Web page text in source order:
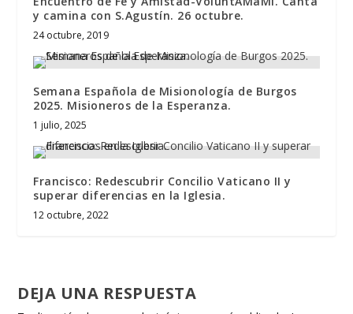
y camina con S.Agustín. 26 octubre.
24 octubre, 2019
Semana Española de Misionología de Burgos
2025. Misioneros de la Esperanza.
1 julio, 2025
Francisco: Redescubrir Concilio Vaticano II y
superar diferencias en la Iglesia.
12 octubre, 2022
DEJA UNA RESPUESTA